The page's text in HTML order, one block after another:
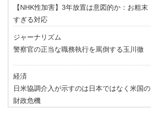
【NHK性加害】3年放置は意図的か：お粗末
すぎる対応
ジャーナリズム
警察官の正当な職務執行を罵倒する玉川徹
経済
日米協調介入が示すのは日本ではなく米国の
財政危機